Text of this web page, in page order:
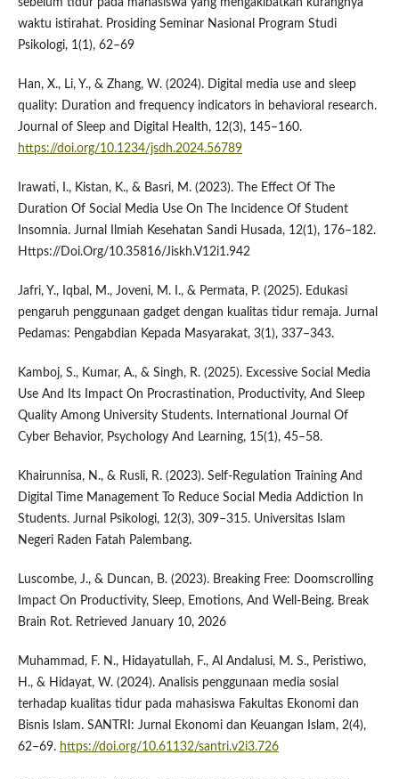
sebelum tidur pada mahasiswa yang mengakibatkan kurangnya
waktu istirahat. Prosiding Seminar Nasional Program Studi
Psikologi, 1(1), 62–69
Han, X., Li, Y., & Zhang, W. (2024). Digital media use and sleep
quality: Duration and frequency indicators in behavioral research.
Journal of Sleep and Digital Health, 12(3), 145–160.
https://doi.org/10.1234/jsdh.2024.56789
Irawati, I., Kistan, K., & Basri, M. (2023). The Effect Of The
Duration Of Social Media Use On The Incidence Of Student
Insomnia. Jurnal Ilmiah Kesehatan Sandi Husada, 12(1), 176–182.
Https://Doi.Org/10.35816/Jiskh.V12i1.942
Jafri, Y., Iqbal, M., Joveni, M. I., & Permata, P. (2025). Edukasi
pengaruh penggunaan gadget dengan kualitas tidur remaja. Jurnal
Pedamas: Pengabdian Kepada Masyarakat, 3(1), 337–343.
Kamboj, S., Kumar, A., & Singh, R. (2025). Excessive Social Media
Use And Its Impact On Procrastination, Productivity, And Sleep
Quality Among University Students. International Journal Of
Cyber Behavior, Psychology And Learning, 15(1), 45–58.
Khairunnisa, N., & Rusli, R. (2023). Self-Regulation Training And
Digital Time Management To Reduce Social Media Addiction In
Students. Jurnal Psikologi, 12(3), 309–315. Universitas Islam
Negeri Raden Fatah Palembang.
Luscombe, J., & Duncan, B. (2023). Breaking Free: Doomscrolling
Impact On Productivity, Sleep, Emotions, And Well-Being. Break
Brain Rot. Retrieved January 10, 2026
Muhammad, F. N., Hidayatullah, F., Al Andalusi, M. S., Peristiwo,
H., & Hidayat, W. (2024). Analisis penggunaan media sosial
terhadap kualitas tidur pada mahasiswa Fakultas Ekonomi dan
Bisnis Islam. SANTRI: Jurnal Ekonomi dan Keuangan Islam, 2(4),
62–69. https://doi.org/10.61132/santri.v2i3.726